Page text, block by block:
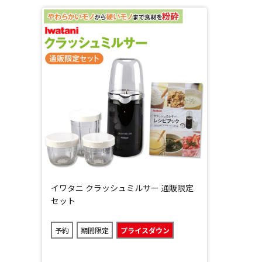
イワタニ クラッシュミルサー 通販限定
セット
予約 期間限定 プライスダウン